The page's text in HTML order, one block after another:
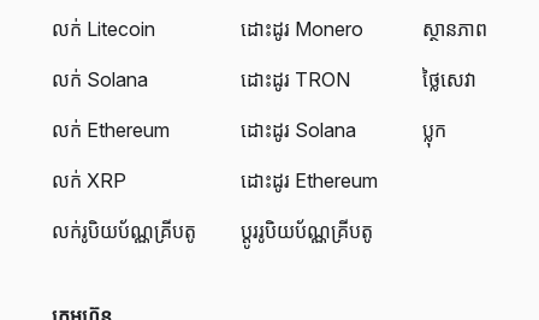
លក់ Litecoin
លក់ Solana
លក់ Ethereum
លក់ XRP
លក់រូបិយប័ណ្ណគ្រីបតូ
ដោះដូរ Monero
ដោះដូរ TRON
ដោះដូរ Solana
ដោះដូរ Ethereum
ប្តូររូបិយប័ណ្ណគ្រីបតូ
ស្ថានភាព
ថ្លៃសេវា
ប្លុក